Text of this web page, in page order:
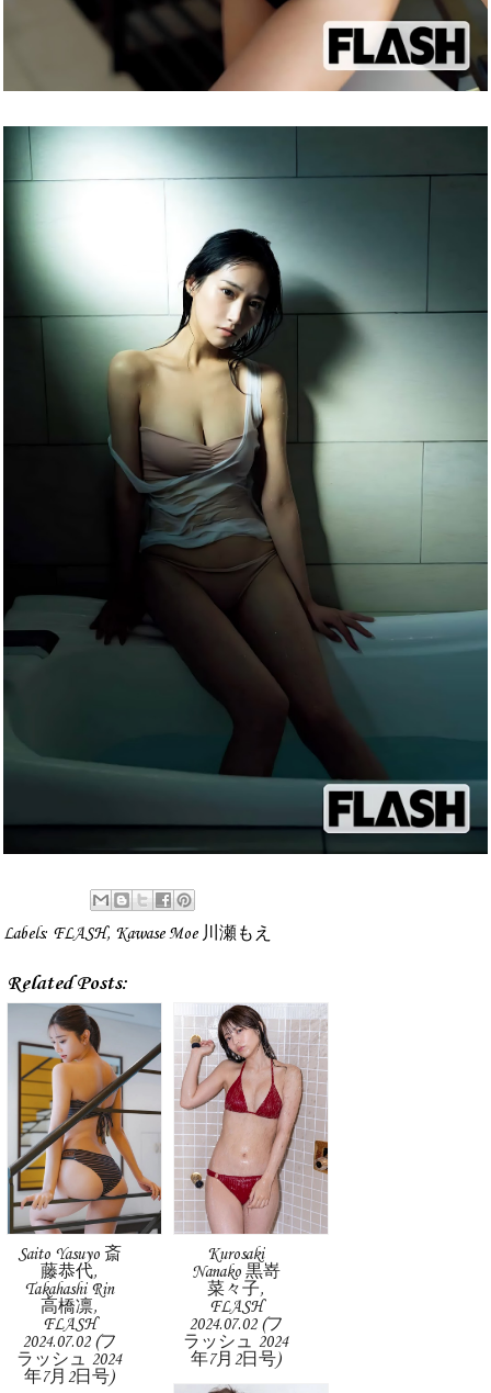
Labels: FLASH, Kawase Moe 川瀬もえ
Related Posts:
Saito Yasuyo 斎
藤恭代,
Takahashi Rin
高橋凛,
FLASH
2024.07.02 (フ
ラッシュ 2024
年7月2日号)
Kurosaki
Nanako 黒嵜
菜々子,
FLASH
2024.07.02 (フ
ラッシュ 2024
年7月2日号)